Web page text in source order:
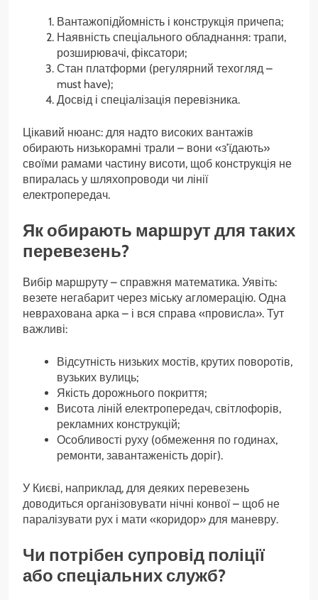
Вантажопідйомність і конструкція причепа;
Наявність спеціального обладнання: трапи,
розширювачі, фіксатори;
Стан платформи (регулярний техогляд –
must have);
Досвід і спеціалізація перевізника.
Цікавий нюанс: для надто високих вантажів
обирають низькорамні трали – вони «з’їдають»
своїми рамами частину висоти, щоб конструкція не
впиралась у шляхопроводи чи лінії
електропередач.
Як обирають маршрут для таких
перевезень?
Вибір маршруту – справжня математика. Уявіть:
везете негабарит через міську агломерацію. Одна
неврахована арка – і вся справа «провисла». Тут
важливі:
Відсутність низьких мостів, крутих поворотів,
вузьких вулиць;
Якість дорожнього покриття;
Висота ліній електропередач, світлофорів,
рекламних конструкцій;
Особливості руху (обмеження по годинах,
ремонти, завантаженість доріг).
У Києві, наприклад, для деяких перевезень
доводиться організовувати нічні конвої – щоб не
паралізувати рух і мати «коридор» для маневру.
Чи потрібен супровід поліції
або спеціальних служб?